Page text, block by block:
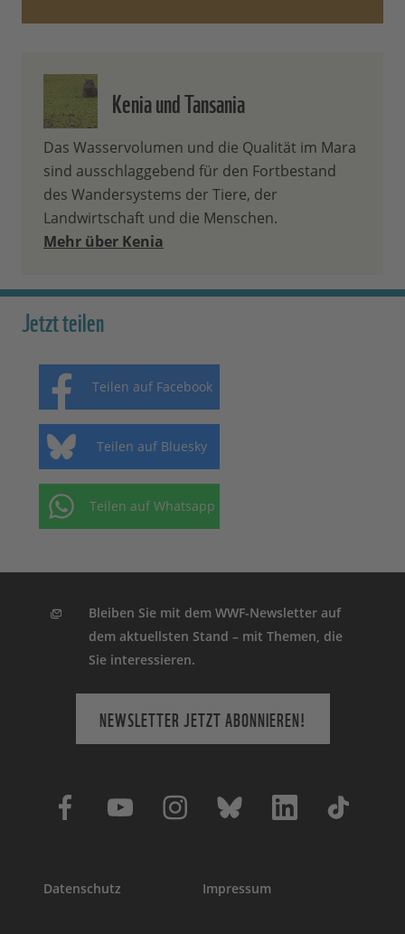
Kenia und Tansania
Das Wasservolumen und die Qualität im Mara
sind ausschlaggebend für den Fortbestand
des Wandersystems der Tiere, der
Landwirtschaft und die Menschen.
Mehr über Kenia
Jetzt teilen
Teilen auf Facebook
Teilen auf Bluesky
Teilen auf Whatsapp
Bleiben Sie mit dem WWF-Newsletter auf
dem aktuellsten Stand – mit Themen, die
Sie interessieren.
NEWSLETTER JETZT ABONNIEREN!
Datenschutz Impressum